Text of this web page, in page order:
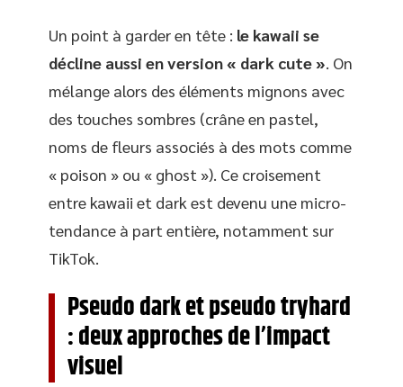
Un point à garder en tête : le kawaii se
décline aussi en version « dark cute ». On
mélange alors des éléments mignons avec
des touches sombres (crâne en pastel,
noms de fleurs associés à des mots comme
« poison » ou « ghost »). Ce croisement
entre kawaii et dark est devenu une micro-
tendance à part entière, notamment sur
TikTok.
Pseudo dark et pseudo tryhard
: deux approches de l’impact
visuel